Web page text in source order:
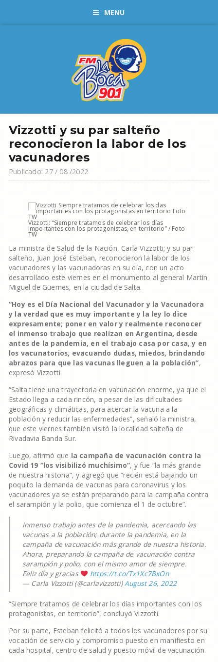
MENU
Vizzotti y su par salteño
reconocieron la labor de los
vacunadores
Publicado: 27 / 08 /2022
Vizzotti: “Siempre tratamos de celebrar los días
importantes con los protagonistas, en territorio” / Foto
TW
La ministra de Salud de la Nación, Carla Vizzotti; y su par
salteño, Juan José Esteban, reconocieron la labor de los
vacunadores y las vacunadoras en su día, con un acto
desarrollado este viernes en el monumento al general Martín
Miguel de Güemes, en la ciudad de Salta.
“Hoy es el Día Nacional del Vacunador y la Vacunadora
y la verdad que es muy importante y la ley lo dice
expresamente; poner en valor y realmente reconocer
el inmenso trabajo que realizan en Argentina, desde
antes de la pandemia, en el trabajo casa por casa, y en
los vacunatorios, evacuando dudas, miedos, brindando
abrazos para que las vacunas lleguen a la población”,
expresó Vizzotti.
“Salta tiene una trayectoria en vacunación enorme, ya que el
Estado llega a cada rincón, a pesar de las dificultades
geográficas y climáticas, para acercar la vacuna a la
población y reducir las enfermedades”, señaló la ministra,
que este viernes también visitó la localidad salteña de
Rivadavia Banda Sur.
Luego, afirmó que la campaña de vacunación contra la
Covid 19 “los visibilizó muchísimo”, y fue “la más grande
de nuestra historia”, y agregó que “recién está bajando un
poquito la demanda de vacunas para coronavirus y los
vacunadores ya se están preparando para la campaña contra
el sarampión y la polio, que comienza el 1 de octubre”.
Inmenso trabajo antes de la pandemia, acercando las
vacunas a la población; durante la pandemia, en la
campaña de vacunación más grande de nuestra historia.
Ahora, preparando la campaña de vacunación contra
sarampión y polio, con el mismo amor de siempre.
Feliz día y gracias
https://t.co/Tx1Xc7BxOn
— Carla Vizzotti (@carlavizzotti)August 26, 2022
“Siempre tratamos de celebrar los días importantes con los
protagonistas, en territorio”, concluyó Vizzotti.
Por su parte, Esteban felicitó a todos los vacunadores por su
vocación de servicio y compromiso puesto en manifiesto en
cada hospital, centro de salud y puesto móvil de vacunación.